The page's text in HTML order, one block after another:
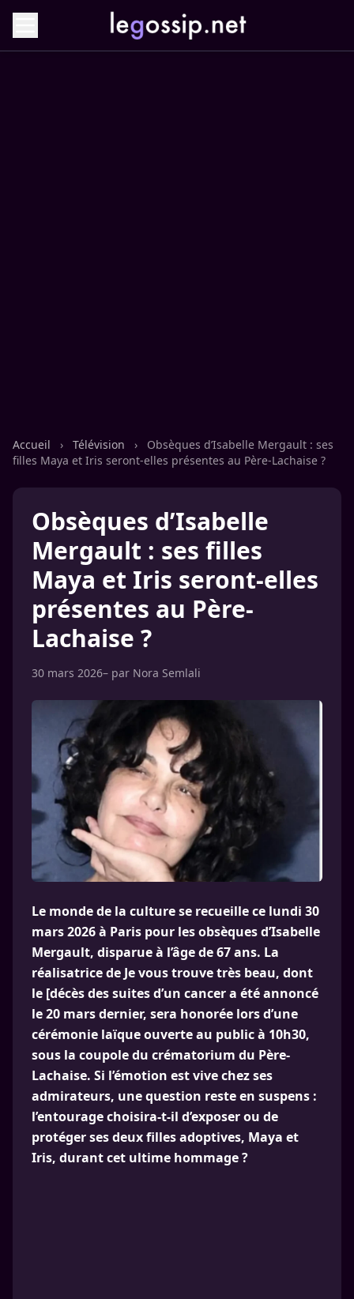
Accueil › Télévision ›
Obsèques d’Isabelle Mergault : ses
filles Maya et Iris seront-elles présentes au Père-Lachaise ?
Obsèques d’Isabelle
Mergault : ses filles
Maya et Iris seront-elles
présentes au Père-
Lachaise ?
30 mars 2026– par Nora Semlali
Le monde de la culture se recueille ce lundi 30
mars 2026 à Paris pour les obsèques d’Isabelle
Mergault, disparue à l’âge de 67 ans. La
réalisatrice de Je vous trouve très beau, dont
le [décès des suites d’un cancer a été annoncé
le 20 mars dernier, sera honorée lors d’une
cérémonie laïque ouverte au public à 10h30,
sous la coupole du crématorium du Père-
Lachaise. Si l’émotion est vive chez ses
admirateurs, une question reste en suspens :
l’entourage choisira-t-il d’exposer ou de
protéger ses deux filles adoptives, Maya et
Iris, durant cet ultime hommage ?